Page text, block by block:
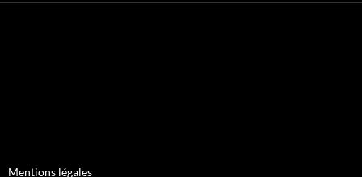
Mentions légales